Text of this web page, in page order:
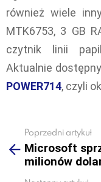
również wiele
MTK6753, 3 GB
czytnik linii
Aktualnie
POWER714, czyli
more
Poprzedni artykuł
Microsoft
milionów